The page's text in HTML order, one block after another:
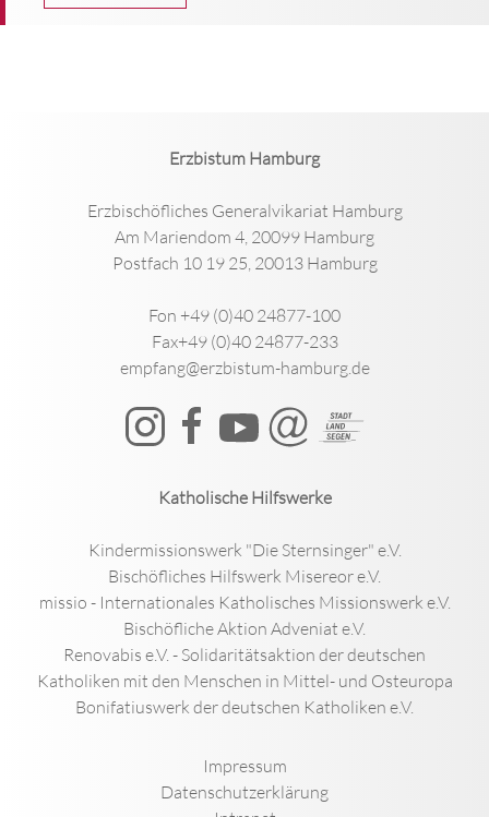
Erzbistum Hamburg
Erzbischöfliches Generalvikariat Hamburg
Am Mariendom 4, 20099 Hamburg
Postfach 10 19 25, 20013 Hamburg
Fon +49 (0)40 24877-100
Fax+49 (0)40 24877-233
empfang@erzbistum-hamburg.de
Katholische Hilfswerke
Kindermissionswerk "Die Sternsinger" e.V.
Bischöfliches Hilfswerk Misereor e.V.
missio - Internationales Katholisches Missionswerk e.V.
Bischöfliche Aktion Adveniat e.V.
Renovabis e.V. - Solidaritätsaktion der deutschen
Katholiken mit den Menschen in Mittel- und Osteuropa
Bonifatiuswerk der deutschen Katholiken e.V.
Impressum
Datenschutzerklärung